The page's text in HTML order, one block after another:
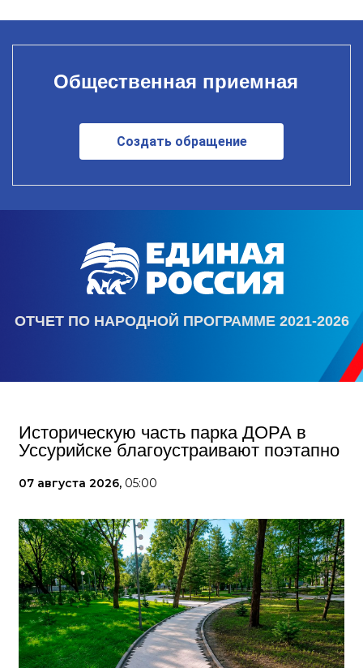
Общественная приемная
Создать обращение
ОТЧЕТ ПО НАРОДНОЙ ПРОГРАММЕ 2021-2026
Историческую часть парка ДОРА в
Уссурийске благоустраивают поэтапно
07 августа 2026, 05:00